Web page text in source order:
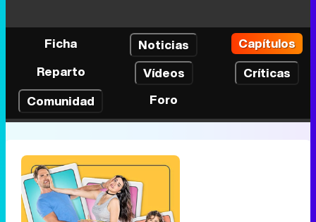
Ficha Noticias
Capítulos
Reparto
Vídeos
Críticas
Comunidad
Foro